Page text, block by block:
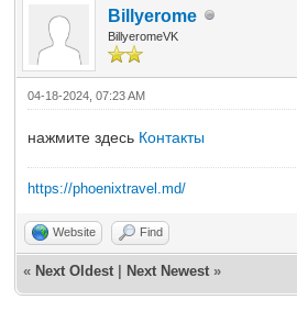
Billyerome
BillyeromeVK
04-18-2024, 07:23 AM
нажмите здесь Контакты
https://phoenixtravel.md/
Website Find
« Next Oldest Next Newest »